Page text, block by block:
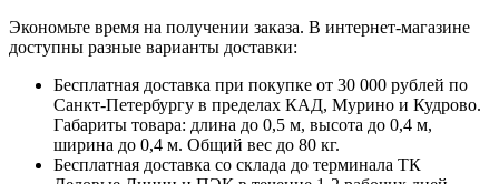
Экономьте время на получении заказа. В интернет-магазине
доступны разные варианты доставки:
Бесплатная доставка при покупке от 30 000 рублей по
Санкт-Петербургу в пределах КАД, Мурино и Кудрово.
Габариты товара: длина до 0,5 м, высота до 0,4 м,
ширина до 0,4 м. Общий вес до 80 кг.
Бесплатная доставка со склада до терминала ТК